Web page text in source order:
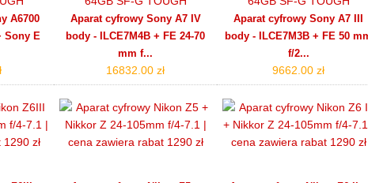
A6700
Sony E
Aparat cyfrowy Sony A7 IV
body - ILCE7M4B + FE 24-70
mm f...
16832.00 zł
Aparat cyfrowy Sony A7 III
body - ILCE7M3B + FE 50
f/2...
9662.00 zł